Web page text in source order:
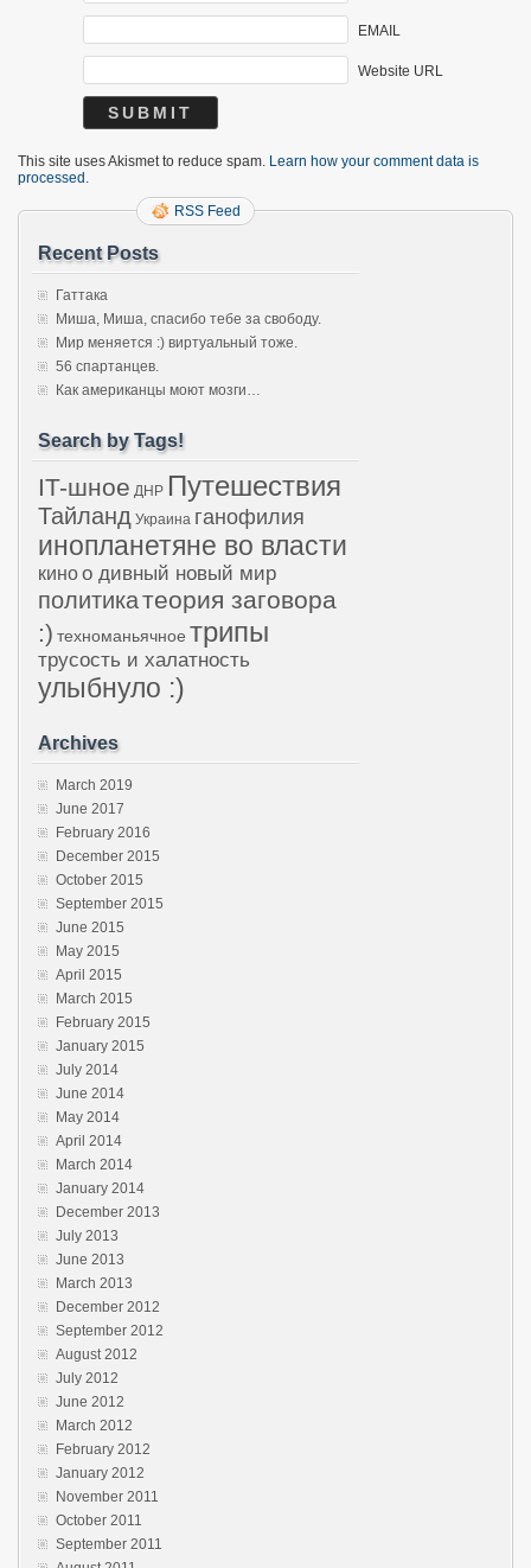
EMAIL
Website URL
This site uses Akismet to reduce spam. Learn how your comment data is
processed.
RSS Feed
Recent Posts
Гаттака
Миша, Миша, спасибо тебе за свободу.
Мир меняется :) виртуальный тоже.
56 спартанцев.
Как американцы моют мозги…
Search by Tags!
IT-шное ДНР Путешествия
Тайланд Украина ганофилия
инопланетяне во власти
киноо дивный новый мир
политикатеория заговора
:) техноманьячное трипы
трусость и халатность
улыбнуло :)
Archives
March 2019
June 2017
February 2016
December 2015
October 2015
September 2015
June 2015
May 2015
April 2015
March 2015
February 2015
January 2015
July 2014
June 2014
May 2014
April 2014
March 2014
January 2014
December 2013
July 2013
June 2013
March 2013
December 2012
September 2012
August 2012
July 2012
June 2012
March 2012
February 2012
January 2012
November 2011
October 2011
September 2011